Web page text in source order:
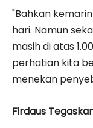
"Bahkan
hari. Namun
masih di atas
perhatian kita
menekan
Firdaus